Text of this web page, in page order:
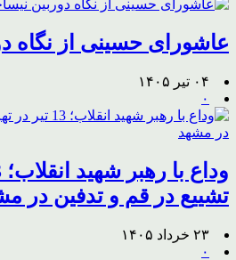
عاشورای حسینی از نگاه
۰۴ تیر ۱۴۰۵
۰
تشییع در قم و تدفین در
۲۳ خرداد ۱۴۰۵
۰